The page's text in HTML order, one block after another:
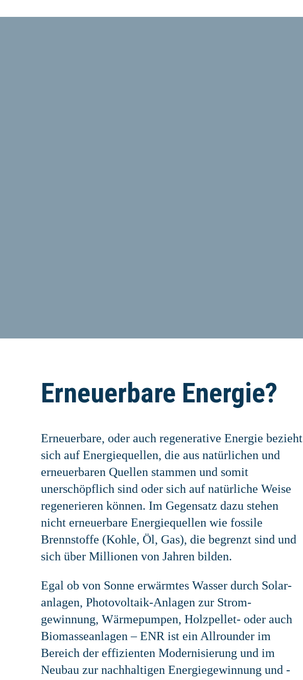
Erneuerbare Energie?
Erneuerbare, oder auch regenerative Energie bezieht
sich auf Energiequellen, die aus natürlichen und
erneuerbaren Quellen stammen und somit
unerschöpflich sind oder sich auf natürliche Weise
regenerieren können. Im Gegensatz dazu stehen
nicht erneuerbare Energiequellen wie fossile
Brennstoffe (Kohle, Öl, Gas), die begrenzt sind und
sich über Millionen von Jahren bilden.
Egal ob von Sonne erwärmtes Wasser durch Solar­
anlagen, Photo­vol­taik­-Anlagen zur Strom­
gewinnung, Wärme­pumpen, Holzpellet- oder auch
Biomasse­anlagen – ENR ist ein Allrounder im
Bereich der effizienten Modernisierung und im
Neubau zur nachhaltigen Energie­­gewinnung und -